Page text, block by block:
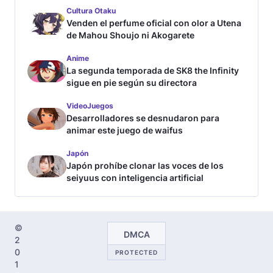
Cultura Otaku
Venden el perfume oficial con olor a Utena
de Mahou Shoujo ni Akogarete
Anime
La segunda temporada de SK8 the Infinity
sigue en pie según su directora
VideoJuegos
Desarrolladores se desnudaron para
animar este juego de waifus
Japón
Japón prohíbe clonar las voces de los
seiyuus con inteligencia artificial
©
2
0
1
DMCA
PROTECTED